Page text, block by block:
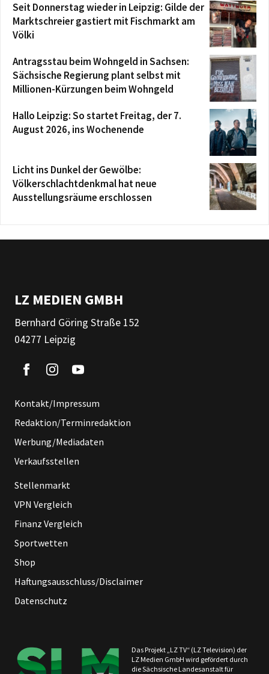
Seit Donnerstag wieder in Leipzig: Gilde der
Marktschreier gastiert mit Fischmarkt am
Völki
Antragsstau beim Wohngeld in Sachsen:
Sächsische Regierung plant selbst mit
Millionen-Kürzungen beim Wohngeld
Hallo Leipzig: So startet Freitag, der 7.
August 2026, ins Wochenende
Licht ins Dunkel der Gewölbe:
Völkerschlachtdenkmal hat neue
Ausstellungsräume erschlossen
LZ MEDIEN GMBH
Bernhard Göring Straße 152
04277 Leipzig
Kontakt/Impressum
Redaktion/Terminredaktion
Werbung/Mediadaten
Verkaufsstellen
Stellenmarkt
VPN Vergleich
Finanz Vergleich
Sportwetten
Shop
Haftungsausschluss/Disclaimer
Datenschutz
Das Projekt „LZ TV“ (LZ Television) der
LZ Medien GmbH wird gefördert durch
die Sächsische Landesanstalt für